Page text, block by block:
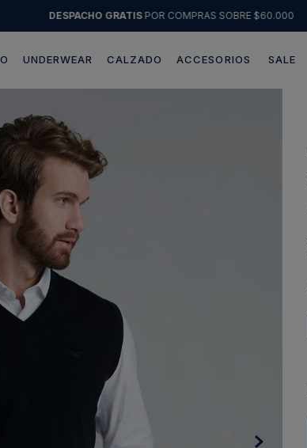
DESPACHO GRATISPOR COMPRAS SOBRE $60.000
UNDERWEAR CALZADO ACCESORIOS SALE